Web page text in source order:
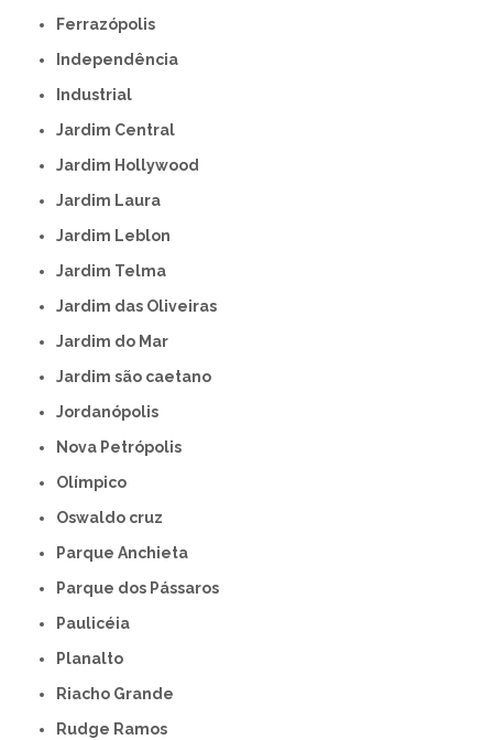
Ferrazópolis
Independência
Industrial
Jardim Central
Jardim Hollywood
Jardim Laura
Jardim Leblon
Jardim Telma
Jardim das Oliveiras
Jardim do Mar
Jardim são caetano
Jordanópolis
Nova Petrópolis
Olímpico
Oswaldo cruz
Parque Anchieta
Parque dos Pássaros
Paulicéia
Planalto
Riacho Grande
Rudge Ramos